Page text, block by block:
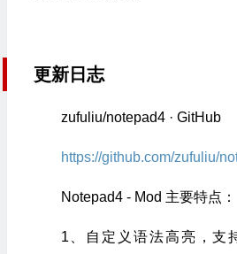
更新日志
zufuliu/notepad4 · GitHub
https://github.com/zufuliu/
Notepad4 - Mod 主要特点：
1、自定义语法高亮，支